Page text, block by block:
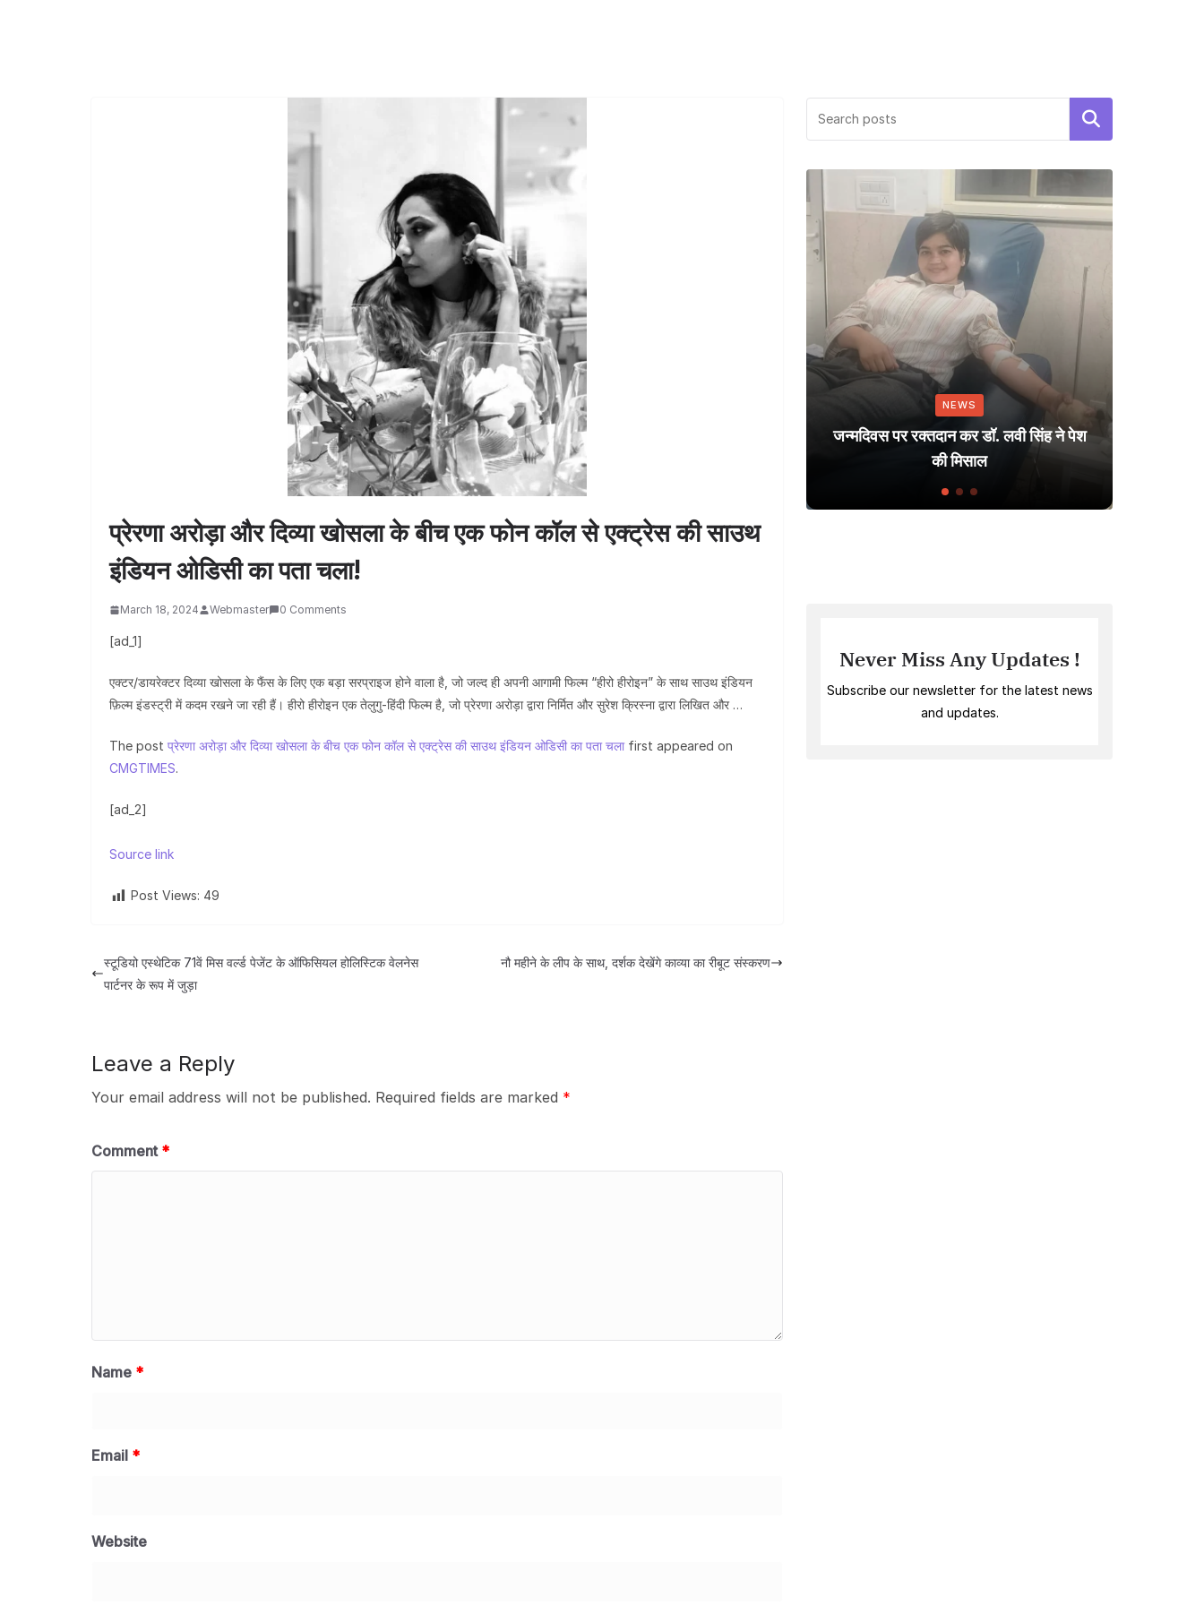
प्रेरणा अरोड़ा और दिव्या खोसला के बीच एक फोन कॉल से एक्ट्रेस की साउथ
इंडियन ओडिसी का पता चला!
March 18, 2024 Webmaster 0 Comments
[ad_1]
एक्टर/डायरेक्टर दिव्या खोसला के फैंस के लिए एक बड़ा सरप्राइज होने वाला है, जो जल्द ही अपनी आगामी फिल्म “हीरो हीरोइन” के साथ साउथ इंडियन
फ़िल्म इंडस्ट्री में कदम रखने जा रही हैं। हीरो हीरोइन एक तेलुगु-हिंदी फिल्म है, जो प्रेरणा अरोड़ा द्वारा निर्मित और सुरेश क्रिस्ना द्वारा लिखित और …
The post प्रेरणा अरोड़ा और दिव्या खोसला के बीच एक फोन कॉल से एक्ट्रेस की साउथ इंडियन ओडिसी का पता चलाfirst appeared on
CMGTIMES.
[ad_2]
Source link
Post Views: 49
स्टूडियो एस्थेटिक 71वें मिस वर्ल्ड पेजेंट के ऑफिसियल होलिस्टिक वेलनेस
पार्टनर के रूप में जुड़ा
नौ महीने के लीप के साथ, दर्शक देखेंगे काव्या का रीबूट संस्करण
Leave a Reply
Your email address will not be published. Required fields are marked *
Comment *
Name *
Email *
Website
Search
जन्मदिवस पर रक्तदान कर डॉ. लवी सिंह ने पेश
की मिसाल
Never Miss Any Updates !
Subscribe our newsletter for the latest news
and updates.